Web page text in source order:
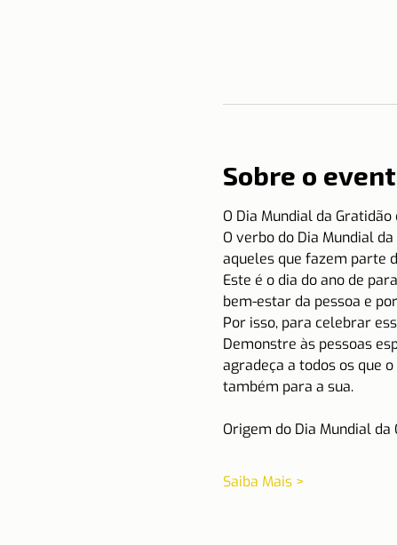
Sobre o
O Dia Mundial da
O verbo do Dia Mundial
aqueles que fazem parte
Este é o dia do ano de
bem-estar da pessoa e
Por isso, para celebrar
Demonstre às pessoas
agradeça a todos os que
também para a sua.
Saiba Mais >